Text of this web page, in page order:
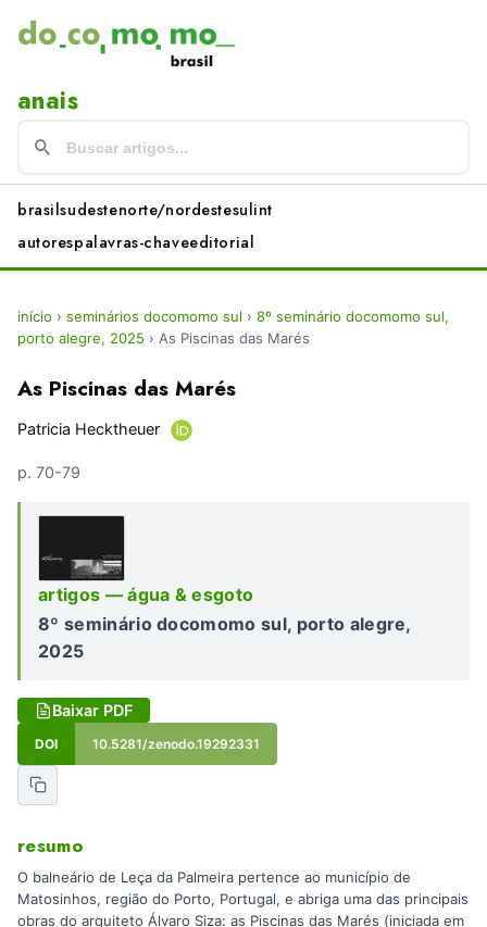
anais
brasilsudestenorte/nordestesulint
autorespalavras-chaveeditorial
início › seminários docomomo sul › 8º seminário docomomo sul,
porto alegre, 2025 › As Piscinas das Marés
As Piscinas das Marés
Patricia Hecktheuer
p. 70-79
artigos — água & esgoto
8º seminário docomomo sul, porto alegre,
2025
Baixar PDF
DOI 10.5281/zenodo.19292331
resumo
O balneário de Leça da Palmeira pertence ao município de
Matosinhos, região do Porto, Portugal, e abriga uma das principais
obras do arquiteto Álvaro Siza: as Piscinas das Marés (iniciada em